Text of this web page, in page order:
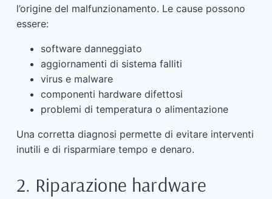
l’origine del malfunzionamento. Le cause possono
essere:
software danneggiato
aggiornamenti di sistema falliti
virus e malware
componenti hardware difettosi
problemi di temperatura o alimentazione
Una corretta diagnosi permette di evitare interventi
inutili e di risparmiare tempo e denaro.
2. Riparazione hardware